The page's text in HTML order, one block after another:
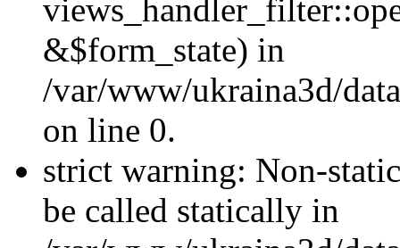
&$form_state) in
/var/www/ukraina3d/
on line 0.
strict warning: Non-
be called statically in